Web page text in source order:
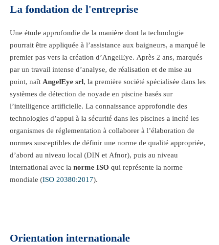
La fondation de l'entreprise
Une étude approfondie de la manière dont la technologie
pourrait être appliquée à l’assistance aux baigneurs, a marqué le
premier pas vers la création d’AngelEye. Après 2 ans, marqués
par un travail intense d’analyse, de réalisation et de mise au
point, naît AngelEye srl, la première société spécialisée dans les
systèmes de détection de noyade en piscine basés sur
l’intelligence artificielle. La connaissance approfondie des
technologies d’appui à la sécurité dans les piscines a incité les
organismes de réglementation à collaborer à l’élaboration de
normes susceptibles de définir une norme de qualité appropriée,
d’abord au niveau local (DIN et Afnor), puis au niveau
international avec la norme ISO qui représente la norme
mondiale (ISO 20380:2017).
Orientation internationale